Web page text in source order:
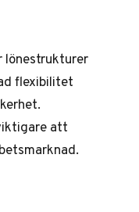
lönestrukturer
flexibilitet
att